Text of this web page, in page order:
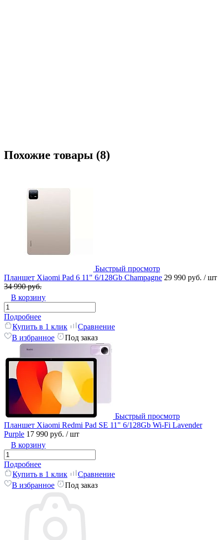
Похожие товары (8)
Быстрый просмотр
Планшет Xiaomi Pad 6 11" 6/128Gb Champagne 29 990 руб. / шт
34 990 руб.
В корзину
Подробнее
Купить в 1 клик
Сравнение
В избранное
Под заказ
Быстрый просмотр
Планшет Xiaomi Redmi Pad SE 11" 6/128Gb Wi-Fi Lavender
Purple 17 990 руб. / шт
В корзину
Подробнее
Купить в 1 клик
Сравнение
В избранное
Под заказ